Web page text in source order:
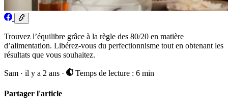
Trouvez l’équilibre grâce à la règle des 80/20 en matière
d’alimentation. Libérez-vous du perfectionnisme tout en obtenant les
résultats que vous souhaitez.
Sam · il y a 2 ans · Temps de lecture : 6 min
Partager l'article